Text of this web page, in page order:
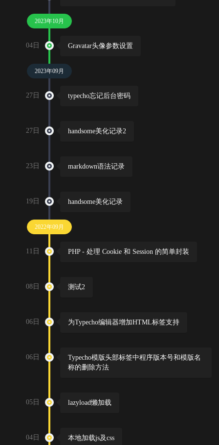
2023年10月
04日 Gravatar头像参数设置
2023年09月
27日 typecho忘记后台密码
27日 handsome美化记录2
23日 markdown语法记录
19日 handsome美化记录
2022年09月
11日 PHP - 处理 Cookie 和 Session 的简单封装
08日 测试2
06日 为Typecho编辑器增加HTML标签支持
06日
Typecho模版头部标签中程序版本号和模版名
称的删除方法
05日 lazyload懒加载
04日 本地加载js及css